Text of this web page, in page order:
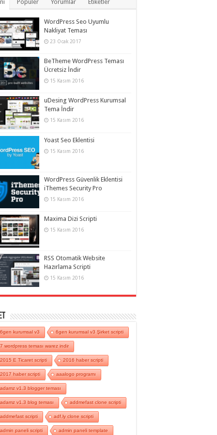
Popüler Yorumlar Etiketler
WordPress Seo Uyumlu
Nakliyat Teması
23 Ocak 2017
BeTheme WordPress Teması
Ücretsiz İndir
15 Kasım 2016
uDesing WordPress Kurumsal
Tema İndir
15 Kasım 2016
Yoast Seo Eklentisi
15 Kasım 2016
WordPress Güvenlik Eklentisi
iThemes Security Pro
15 Kasım 2016
Maxima Dizi Scripti
15 Kasım 2016
RSS Otomatik Website
Hazırlama Scripti
15 Kasım 2016
6gen kurumsal v3 6gen kurumsal v3 Şirket scripti
7 wordpress teması warez indir
2015 E Ticaret scripti 2016 haber scripti
2017 haber scripti aaalogo programı
adamz v1.3 blogger teması
adamz v1.3 blog teması addmefast clone scripti
addmefast scripti adf.ly clone scripti
admin paneli scripti admin paneli template